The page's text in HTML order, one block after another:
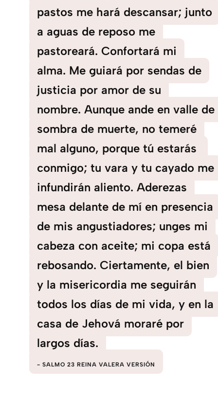
pastos me hará descansar; junto
a aguas de reposo me
pastoreará. Confortará mi
alma. Me guiará por sendas de
justicia por amor de su
nombre. Aunque ande en valle de
sombra de muerte, no temeré
mal alguno, porque tú estarás
conmigo; tu vara y tu cayado me
infundirán aliento. Aderezas
mesa delante de mí en presencia
de mis angustiadores; unges mi
cabeza con aceite; mi copa está
rebosando. Ciertamente, el bien
y la misericordia me seguirán
todos los días de mi vida, y en la
casa de Jehová moraré por
largos días.
SALMO 23 REINA VALERA VERSIÓN